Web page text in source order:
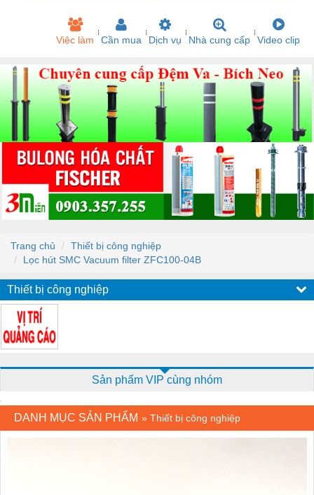
Việc làm Cần mua Dịch vụ Nhà cung cấp Video clip
Trang chủ
Thiết bị công nghiệp
Lọc hút SMC Vacuum filter ZFC100-04B
Thiết bị công nghiệp
Sản phẩm VIP cùng nhóm
DANH MỤC SẢN PHẨM » Thiết bị công nghiệp